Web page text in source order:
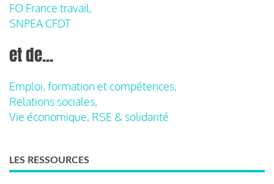
FO France travail,
SNPEA CFDT
et de...
Emploi, formation et compétences,
Relations sociales,
Vie économique, RSE & solidarité
LES RESSOURCES